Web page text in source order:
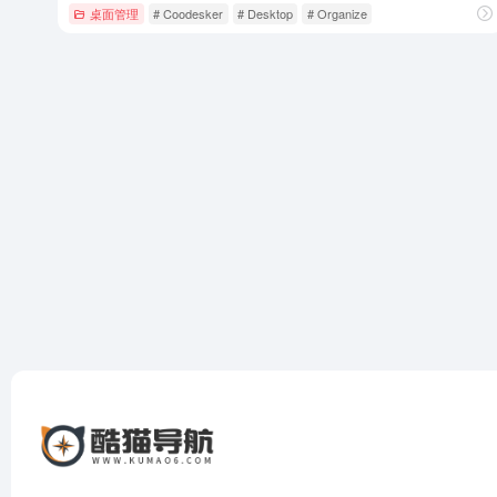
桌面管理 # Coodesker # Desktop # Organize